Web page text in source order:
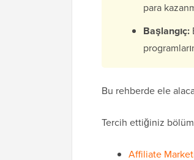
para
Başlangıç:
Bu rehberde ele
Tercih ettiğiniz
Affiliate